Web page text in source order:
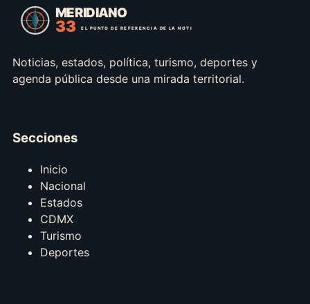
Noticias, estados, política, turismo, deportes y
agenda pública desde una mirada territorial.
Secciones
Inicio
Nacional
Estados
CDMX
Turismo
Deportes